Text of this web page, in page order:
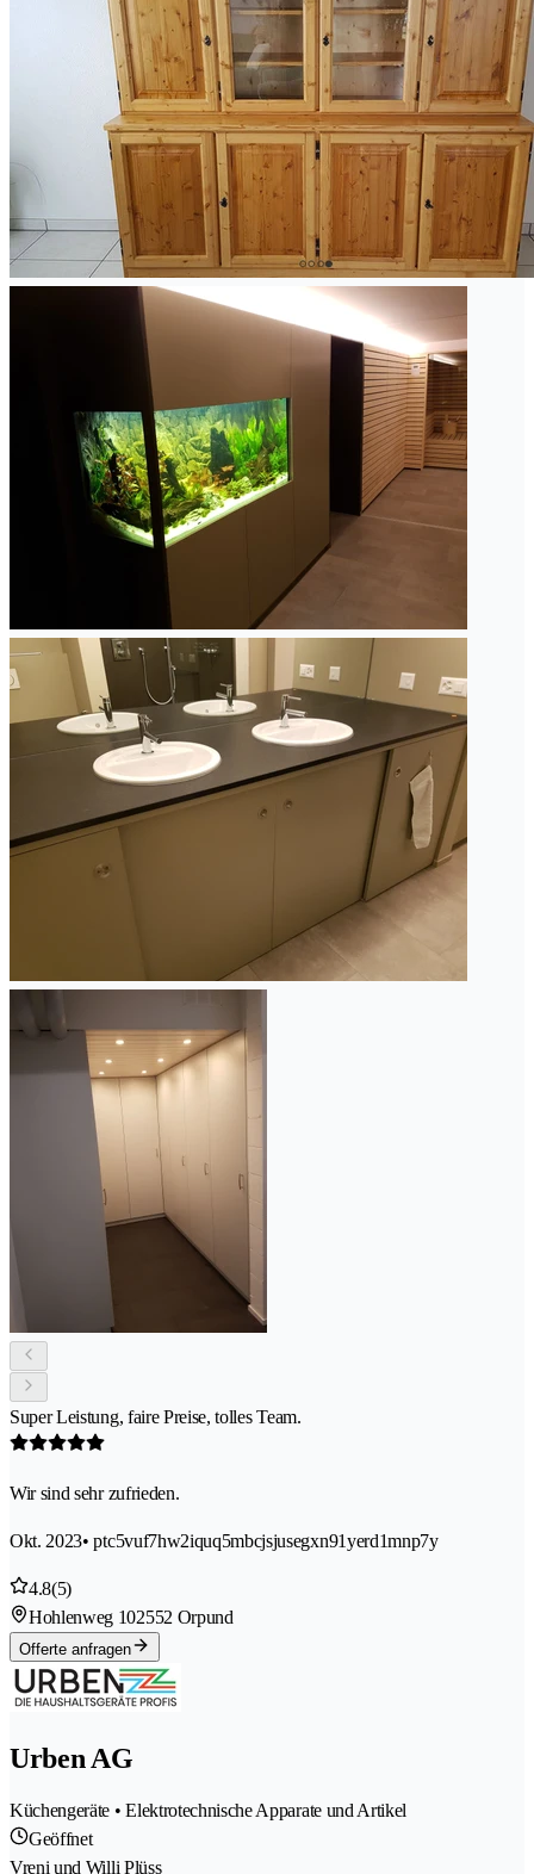
Super Leistung, faire Preise, tolles Team.
Wir sind sehr zufrieden.
Okt. 2023• ptc5vuf7hw2iquq5mbcjsjusegxn91yerd1mnp7y
4.8(5)
Hohlenweg 102552 Orpund
Offerte anfragen
Urben AG
Küchengeräte • Elektrotechnische Apparate und Artikel
Geöffnet
Vreni und Willi Plüss